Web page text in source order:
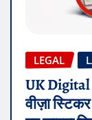
LEGAL
UK Digital
वीज़ा